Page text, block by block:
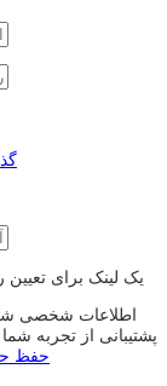
یک لینک برای
اطلاعات شخصی
پشتیبانی از تجربه
حفظ